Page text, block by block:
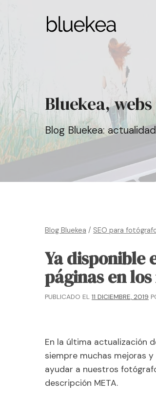
Bluekea,
Blog Bluekea:
Blog Bluekea / SEO para
Ya disponible
páginas en
PUBLICADO EL 11 DICIEMBRE, 2019
En la última actualización
siempre muchas mejoras
ayudar a nuestros
descripción META.